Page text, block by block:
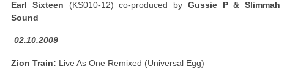
Earl Sixteen (KS010-12) co-produced by Gussie P & Slimmah
Sound
02.10.2009
Zion Train: Live As One Remixed (Universal Egg)